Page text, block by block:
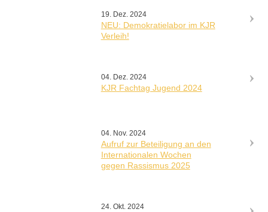
19. Dez. 2024
NEU: Demokratielabor im KJR
Verleih!
04. Dez. 2024
KJR Fachtag Jugend 2024
04. Nov. 2024
Aufruf zur Beteiligung an den
Internationalen Wochen
gegen Rassismus 2025
24. Okt. 2024